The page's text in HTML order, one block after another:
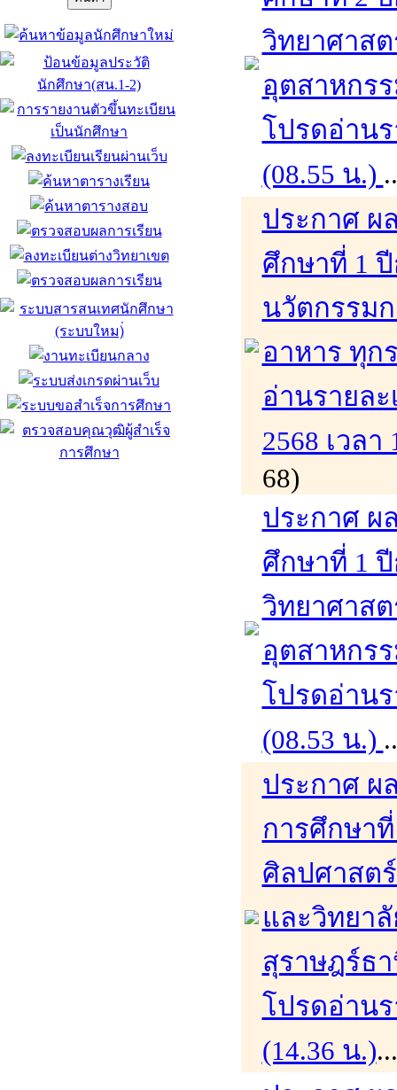
วิทยาศาส
อุตสาหกร
โปรดอ่านร
(08.55 น.)
ประกาศ ผ
ศึกษาที่ 1
นวัตกรรม
อาหาร ทุก
อ่านรายละ
2568 เวล
68)
ประกาศ ผ
ศึกษาที่ 1
วิทยาศาส
อุตสาหกร
โปรดอ่านร
(08.53 น.)
ประกาศ ผ
การศึกษา
ศิลปศาสต
และวิทยา
สุราษฎร์ธ
โปรดอ่านร
(14.36 น.)